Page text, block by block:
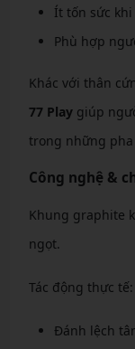
Ít tốn sức
Phù hợp
Khác với thân
77 Playgiúp
trong những
Công nghệ &
Khung graphite
ngọt.
Tác động thực tế:
Đánh lệch